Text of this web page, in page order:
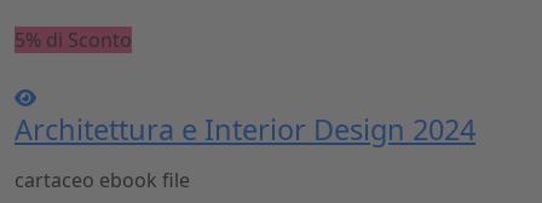
5% di Sconto
Architettura e Interior Design 2024
cartaceo ebook file